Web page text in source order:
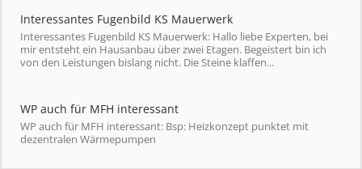
Interessantes Fugenbild KS Mauerwerk
Interessantes Fugenbild KS Mauerwerk: Hallo liebe Experten, bei
mir entsteht ein Hausanbau über zwei Etagen. Begeistert bin ich
von den Leistungen bislang nicht. Die Steine klaffen...
WP auch für MFH interessant
WP auch für MFH interessant: Bsp: Heizkonzept punktet mit
dezentralen Wärmepumpen